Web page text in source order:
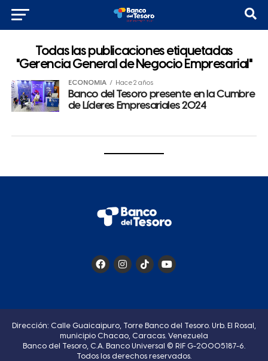
Todas las publicaciones etiquetadas
"Gerencia General de Negocio Empresarial"
ECONOMÍA Hace 2 años
Banco del Tesoro presente en la Cumbre
de Líderes Empresariales 2024
Dirección: Calle Guaicaipuro, Torre Banco del Tesoro. Urb. El Rosal,
municipio Chacao, Caracas. Venezuela
Banco del Tesoro, C.A. Banco Universal © RIF G-20005187-6.
Todos los derechos reservados.